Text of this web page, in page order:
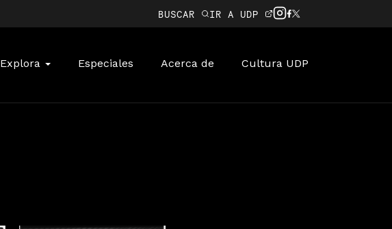
BUSCAR IR A UDP
Explora Especiales Acerca de Cultura UDP